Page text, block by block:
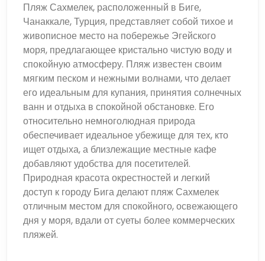
Пляж Сахмелек, расположенный в Биге,
Чанаккале, Турция, представляет собой тихое и
живописное место на побережье Эгейского
моря, предлагающее кристально чистую воду и
спокойную атмосферу. Пляж известен своим
мягким песком и нежными волнами, что делает
его идеальным для купания, принятия солнечных
ванн и отдыха в спокойной обстановке. Его
относительно немноголюдная природа
обеспечивает идеальное убежище для тех, кто
ищет отдыха, а близлежащие местные кафе
добавляют удобства для посетителей.
Природная красота окрестностей и легкий
доступ к городу Бига делают пляж Сахмелек
отличным местом для спокойного, освежающего
дня у моря, вдали от суеты более коммерческих
пляжей.